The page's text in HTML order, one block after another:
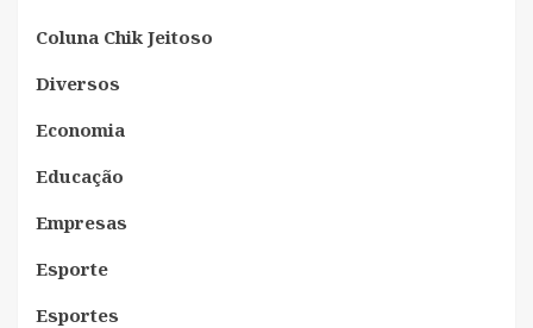
Coluna Chik Jeitoso
Diversos
Economia
Educação
Empresas
Esporte
Esportes